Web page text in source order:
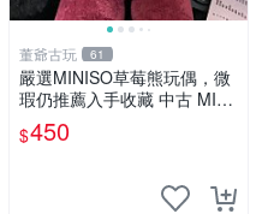
董爺古玩 61
嚴選MINISO草莓熊玩偶，微
瑕仍推薦入手收藏 中古 MINI
SO 草莓熊 玩具 收藏
$450